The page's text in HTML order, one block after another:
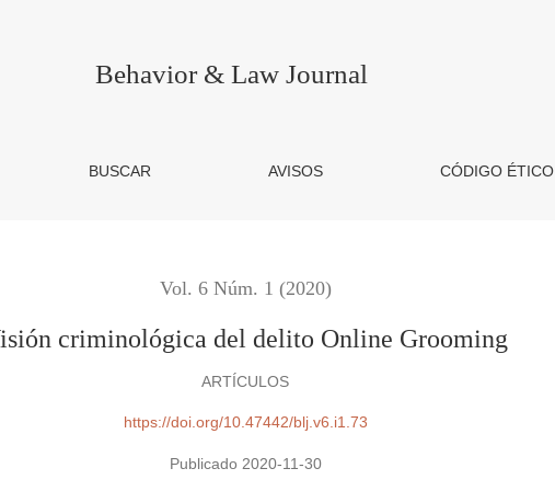
Behavior & Law Journal
BUSCAR AVISOS CÓDIGO ÉTICO
Vol. 6 Núm. 1 (2020)
criminológica del delito Online Grooming
ARTÍCULOS
https://doi.org/10.47442/blj.v6.i1.73
Publicado 2020-11-30